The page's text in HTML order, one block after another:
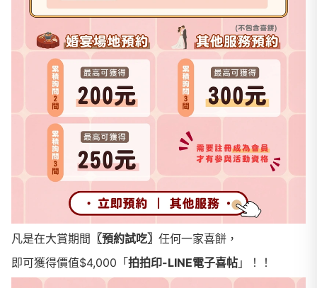
凡是在大賞期間 〖預約試吃〗 任何一家喜餅，
即可獲得價值$4,000「拍拍印-LINE電子喜帖 」！！